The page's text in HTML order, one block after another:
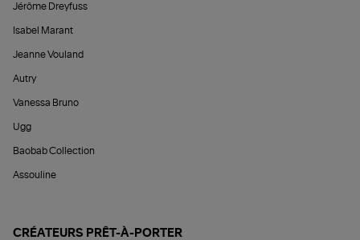
Jérôme Dreyfuss
Isabel Marant
Jeanne Vouland
Autry
Vanessa Bruno
Ugg
Baobab Collection
Assouline
CRÉATEURS PRÊT-À-PORTER